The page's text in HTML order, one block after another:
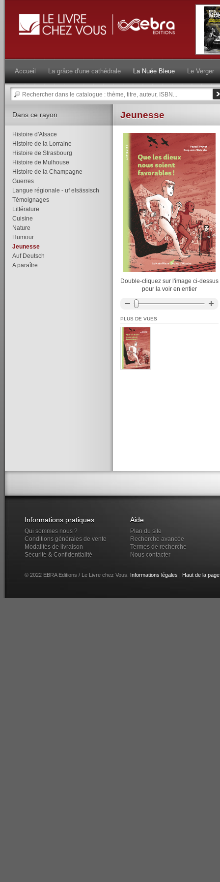
Accueil La grâce d'une cathédrale La Nuée Bleue Le Verger
Jeunesse
Double-cliquez sur l'image ci-dessus
pour la voir en entier
PLUS DE VUES
Dans ce rayon
Histoire d'Alsace
Histoire de la Lorraine
Histoire de Strasbourg
Histoire de Mulhouse
Histoire de la Champagne
Guerres
Langue régionale - uf elsässisch
Témoignages
Littérature
Cuisine
Nature
Humour
Jeunesse
Auf Deutsch
A paraître
Informations pratiques
Qui sommes nous ?
Conditions générales de vente
Modalités de livraison
Sécurité & Confidentialité
Aide
Plan du site
Recherche avancée
Termes de recherche
Nous contacter
© 2022 EBRA Editions / Le Livre chez Vous. Informations légales Haut de la page